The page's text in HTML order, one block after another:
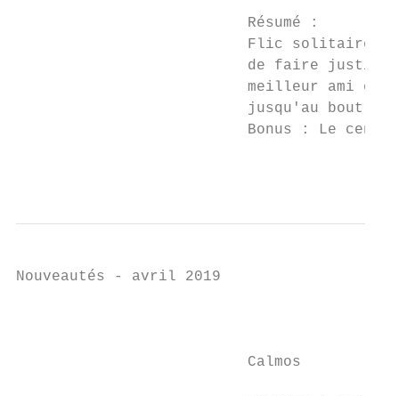
                          Résumé :
Flic solitaire
de faire
meilleur ami et
jusqu'au bout de
Bonus : Le
Nouveautés - avril 2019
                          Calmos